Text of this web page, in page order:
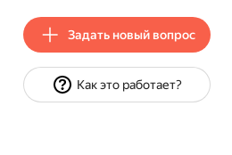
Задать новый вопрос
Как это работает?